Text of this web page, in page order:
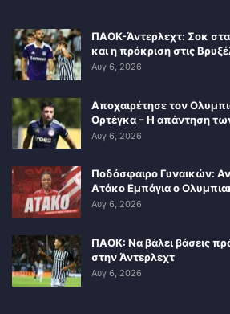
ΠΑΟΚ-Άντερλεχτ: Σοκ
και η πρόκριση στις
Αυγ 6, 2026
Αποχαιρέτησε τον
Ορτέγκα – Η απάντηση
Αυγ 6, 2026
Ποδόσφαιρο Γυναικών:
Ατάκο Εμπάγια ο
Αυγ 6, 2026
ΠΑΟΚ: Να βάλει βάσεις
στην Άντερλεχτ
Αυγ 6, 2026